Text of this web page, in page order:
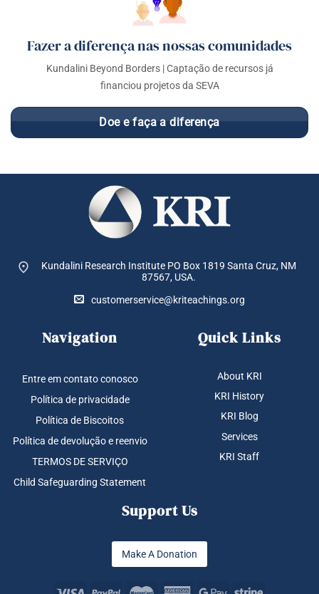
Fazer a diferença nas nossas comunidades
Kundalini Beyond Borders | Captação de recursos já
financiou projetos da SEVA
Doe e faça a diferença
Kundalini Research Institute PO Box 1819 Santa Cruz, NM
87567, USA.
customerservice@kriteachings.org
Navigation
Entre em contato conosco
Política de privacidade
Política de Biscoitos
Política de devolução e reenvio
TERMOS DE SERVIÇO
Child Safeguarding Statement
Quick Links
About KRI
KRI History
KRI Blog
Services
KRI Staff
Support Us
Make A Donation